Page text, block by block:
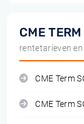
CME
rentetarieven
CME Term
CME Term